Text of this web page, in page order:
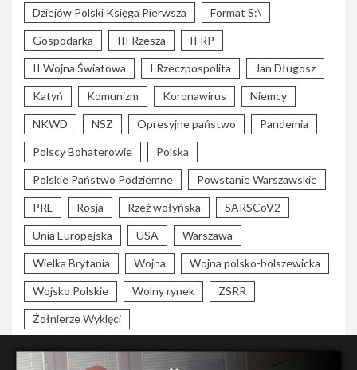
Dziejów Polski Księga Pierwsza Format S:\
Gospodarka III Rzesza II RP
II Wojna Światowa I Rzeczpospolita Jan Długosz
Katyń Komunizm Koronawirus Niemcy
NKWD NSZ Opresyjne państwo Pandemia
Polscy Bohaterowie Polska
Polskie Państwo Podziemne Powstanie Warszawskie
PRL Rosja Rzeź wołyńska SARSCoV2
Unia Europejska USA Warszawa
Wielka Brytania Wojna Wojna polsko-bolszewicka
Wojsko Polskie Wolny rynek ZSRR
Żołnierze Wyklęci